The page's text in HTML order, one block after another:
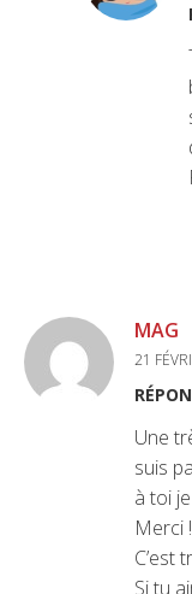
MAG
21
Une
suis
à toi
Merci !
C’est
Si tu